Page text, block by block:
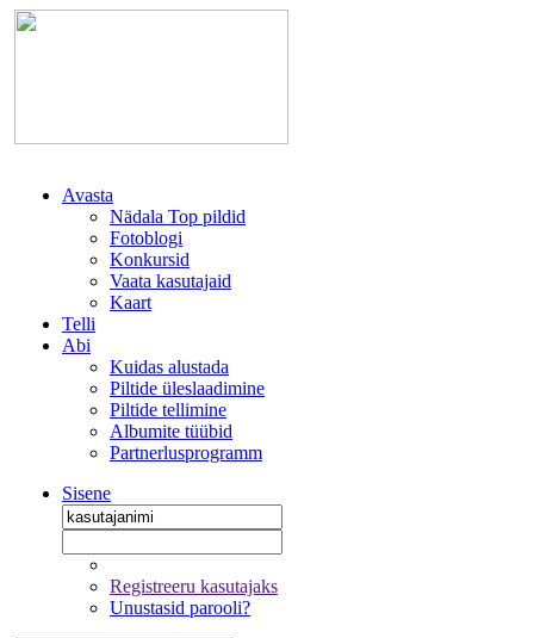
Avasta
Nädala Top pildid
Fotoblogi
Konkursid
Vaata kasutajaid
Kaart
Telli
Abi
Kuidas alustada
Piltide üleslaadimine
Piltide tellimine
Albumite tüübid
Partnerlusprogramm
Sisene
Registreeru kasutajaks
Unustasid parooli?